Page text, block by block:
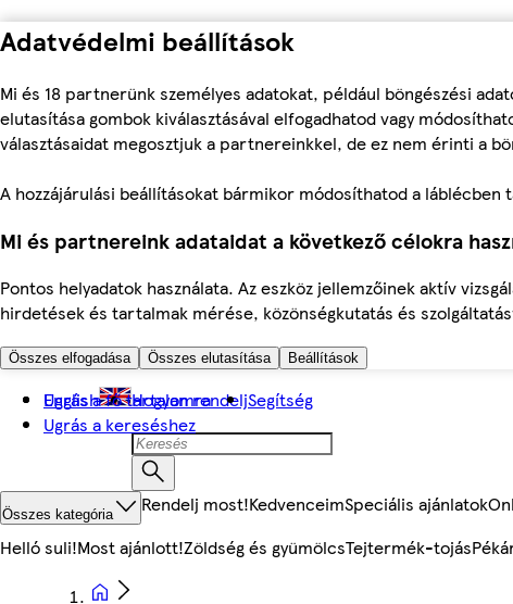
Adatvédelmi beállítások
Mi és 18 partnerünk személyes adatokat, például böngészési
elutasítása gombok kiválasztásával elfogadhatod vagy
választásaidat megosztjuk a partnereinkkel, de ez nem érinti a
A hozzájárulási beállításokat bármikor módosíthatod a
Mi és partnereink adataidat a következő célokra
Pontos helyadatok használata. Az eszköz jellemzőinek aktív
hirdetések és tartalmak mérése, közönségkutatás és
Összes elfogadása Összes elutasítása Beállítások
Ugrás a fő tartalomra
Ugrás a kereséshez
English Hogyan rendeljSegítség
Összes kategória Rendelj most!KedvenceimSpeciális ajánlatok
Helló suli!Most ajánlott!Zöldség és gyümölcsTejtermék-tojás